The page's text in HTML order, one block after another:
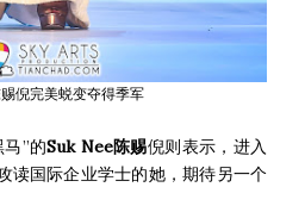
倪完美蜕变夺得季军
”的Suk Nee陈赐倪则表示，进入
读国际企业学士的她，期待另一个